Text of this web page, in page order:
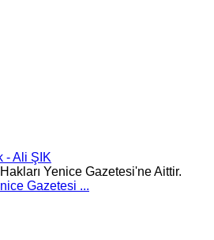
- Ali ŞIK
Yenice Gazetesi'ne Aittir.
Gazetesi ...